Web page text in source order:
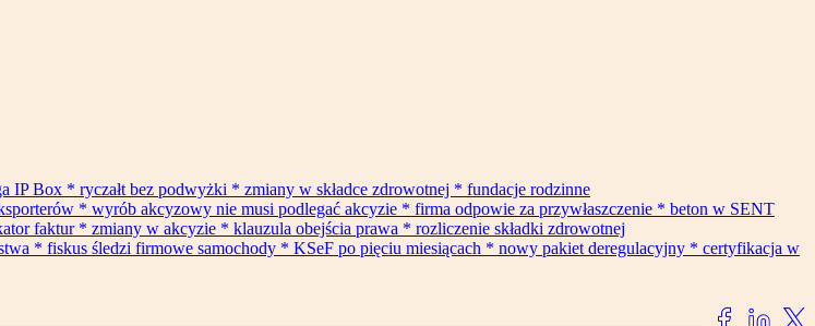
Box * ryczałt bez podwyżki * zmiany w składce zdrowotnej * fundacje rodzinne
* wyrób akcyzowy nie musi podlegać akcyzie * firma odpowie za przywłaszczenie * beton w SENT
faktur * zmiany w akcyzie * klauzula obejścia prawa * rozliczenie składki zdrowotnej
* fiskus śledzi firmowe samochody * KSeF po pięciu miesiącach * nowy pakiet deregulacyjny * certyfikacja w